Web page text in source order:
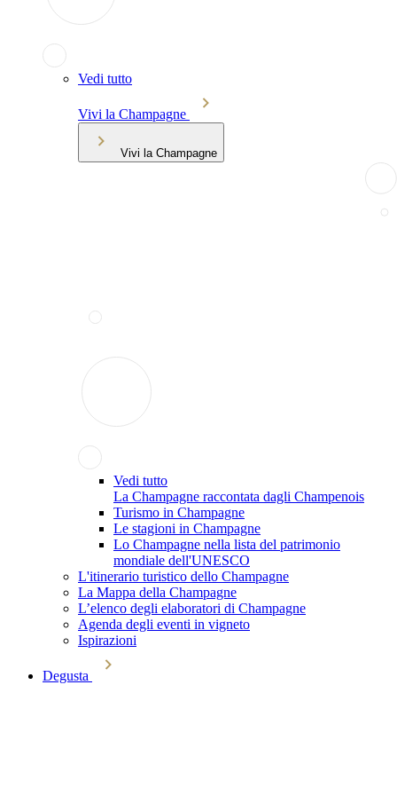
Vedi tutto
Vivi la Champagne
Vivi la Champagne
Vedi tutto
La Champagne raccontata dagli Champenois
Turismo in Champagne
Le stagioni in Champagne
Lo Champagne nella lista del patrimonio
mondiale dell'UNESCO
L'itinerario turistico dello Champagne
La Mappa della Champagne
L’elenco degli elaboratori di Champagne
Agenda degli eventi in vigneto
Ispirazioni
Degusta